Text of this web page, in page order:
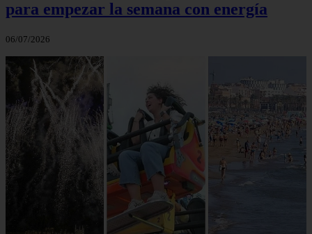
para empezar la semana con energía
06/07/2026